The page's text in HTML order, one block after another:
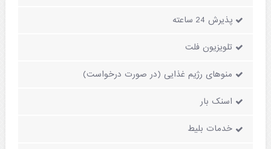
پذیرش 24 ساعته
تلویزیون فلت
منوهای رژیم غذایی (در صورت درخواست)
اسنک بار
خدمات بلیط